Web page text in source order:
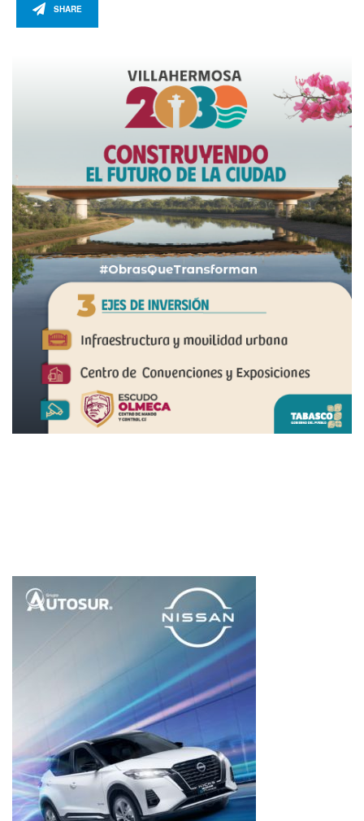
SHARE